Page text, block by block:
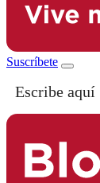
Suscríbete